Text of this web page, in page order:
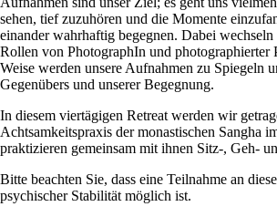
sehen, tief zuzuhören und die Momente
einander wahrhaftig begegnen. Dabei
Rollen von PhotographIn und photographierter
Weise werden unsere Aufnahmen zu Spiegeln
Gegenübers und unserer Begegnung.
In diesem viertägigen Retreat werden wir
Achtsamkeitspraxis der monastischen Sangha
praktizieren gemeinsam mit ihnen Sitz-, Geh-
Bitte beachten Sie, dass eine Teilnahme an
psychischer Stabilität möglich ist.